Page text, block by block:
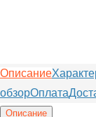
Описание
обзорОплата
Описание